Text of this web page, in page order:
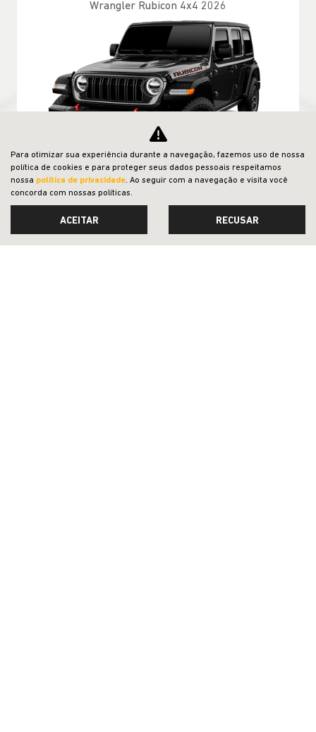
Wrangler Rubicon 4x4 2026
PRONTA ENTREGA
Para otimizar sua experiência durante a navegação, fazemos uso de nossa
política de cookies e para proteger seus dados pessoais respeitamos
nossa política de privacidade. Ao seguir com a navegação e visita você
concorda com nossas políticas.
ACEITAR RECUSAR